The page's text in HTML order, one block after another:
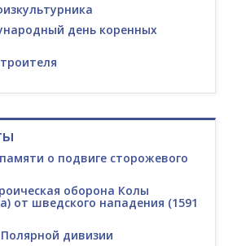
день коренных
о подвиге сторожевого
оборона Колы
от шведского нападения (1591
дивизии